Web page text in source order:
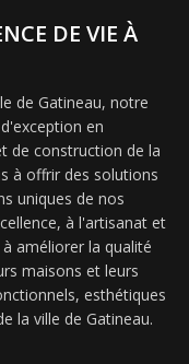
DE VIE À
de Gatineau, notre
en
de construction de la
à offrir des solutions
uniques de nos
à l'artisanat et
améliorer la qualité
maisons et leurs
esthétiques
la ville de Gatineau.